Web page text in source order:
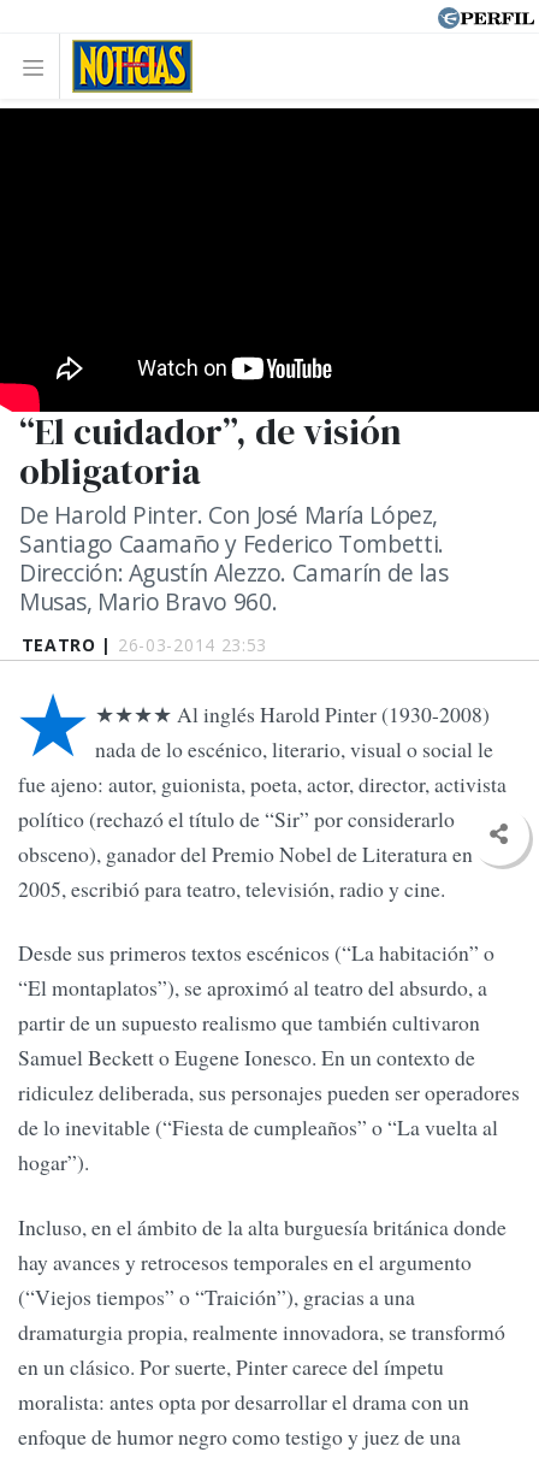
TEATRO | 26-03-2014 23:53
“El cuidador”, de visión
obligatoria
De Harold Pinter. Con José María López,
Santiago Caamaño y Federico Tombetti.
Dirección: Agustín Alezzo. Camarín de las
Musas, Mario Bravo 960.
★ ★★★★ Al inglés Harold Pinter (1930-2008)
nada de lo escénico, literario, visual o social le
fue ajeno: autor, guionista, poeta, actor, director, activista
político (rechazó el título de “Sir” por considerarlo
obsceno), ganador del Premio Nobel de Literatura en
2005, escribió para teatro, televisión, radio y cine.
Desde sus primeros textos escénicos (“La habitación” o
“El montaplatos”), se aproximó al teatro del absurdo, a
partir de un supuesto realismo que también cultivaron
Samuel Beckett o Eugene Ionesco. En un contexto de
ridiculez deliberada, sus personajes pueden ser operadores
de lo inevitable (“Fiesta de cumpleaños” o “La vuelta al
hogar”).
Incluso, en el ámbito de la alta burguesía británica donde
hay avances y retrocesos temporales en el argumento
(“Viejos tiempos” o “Traición”), gracias a una
dramaturgia propia, realmente innovadora, se transformó
en un clásico. Por suerte, Pinter carece del ímpetu
moralista: antes opta por desarrollar el drama con un
enfoque de humor negro como testigo y juez de una